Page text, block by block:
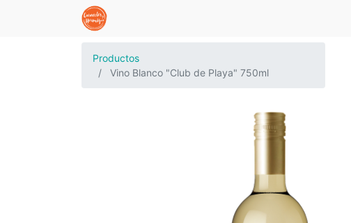
Productos
Vino Blanco "Club de Playa" 750ml